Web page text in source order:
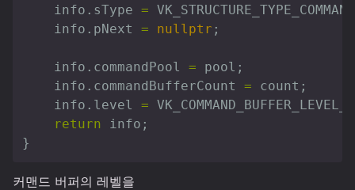
info . sType =
info . pNext = nullptr ;
info . commandPool = pool ;
info . commandBufferCount = count ;
info . level =
return
info ;
}
커맨드 버퍼의 레벨을